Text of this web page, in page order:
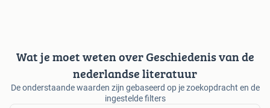
Wat je moet weten over Geschiedenis van de
nederlandse literatuur
De onderstaande waarden zijn gebaseerd op je zoekopdracht en de
ingestelde filters